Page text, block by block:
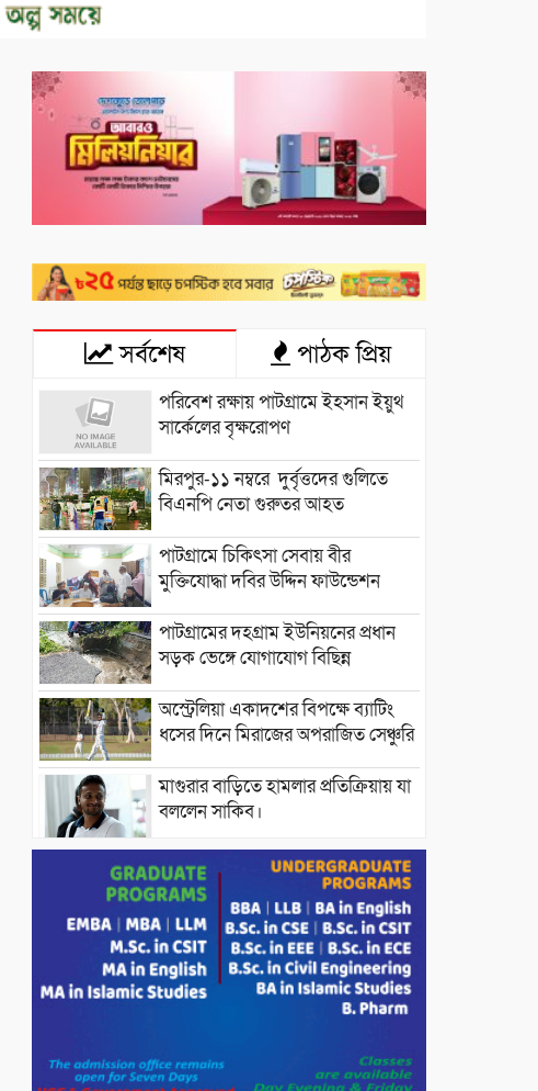
সর্বশেষ পাঠক প্রিয়
পরিবেশ রক্ষায় পাটগ্রামে ইহসান ইয়ুথ
সার্কেলের বৃক্ষরোপণ
মিরপুর-১১ নম্বরে দুর্বৃত্তদের গুলিতে
বিএনপি নেতা গুরুতর আহত
পাটগ্রামে চিকিৎসা সেবায় বীর
মুক্তিযোদ্ধা দবির উদ্দিন ফাউন্ডেশন
পাটগ্রামের দহগ্রাম ইউনিয়নের প্রধান
সড়ক ভেঙ্গে যোগাযোগ বিছিন্ন
অস্ট্রেলিয়া একাদশের বিপক্ষে ব্যাটিং
ধসের দিনে মিরাজের অপরাজিত সেঞ্চুরি
মাগুরার বাড়িতে হামলার প্রতিক্রিয়ায় যা
বললেন সাকিব।
দেশীয় পাঁচ প্রজাতির ছোট মাছে
উদ্বেগজনক মাত্রায় মাইক্রোপ্লাস্টিকের
উপস্থিতি শনাক্ত ।
সরকারকে ব্যর্থ করতে দেশের বিরুদ্ধে
একটি দল চক্রান্ত চালিয়ে যাচ্ছে : রিজভী
সোনার দাম বাড়ানোর ঘোষণা।